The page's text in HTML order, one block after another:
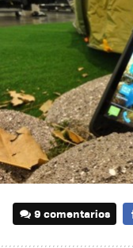
9 comentarios